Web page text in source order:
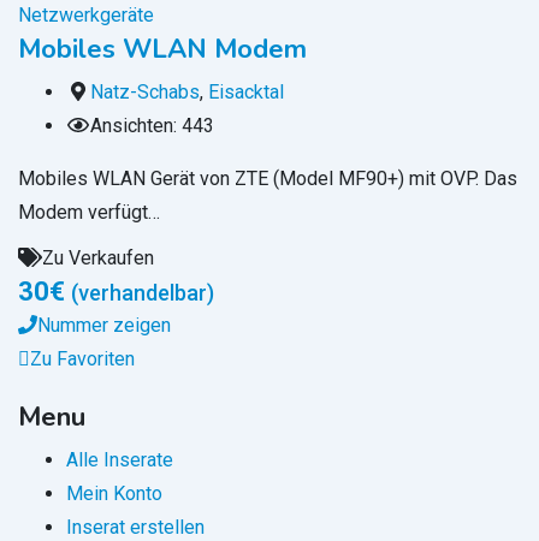
Netzwerkgeräte
Mobiles WLAN Modem
Natz-Schabs, Eisacktal
Ansichten: 443
Mobiles WLAN Gerät von ZTE (Model MF90+) mit OVP. Das
Modem verfügt…
Zu Verkaufen
30€ (verhandelbar)
Nummer zeigen
Zu Favoriten
Menu
Alle Inserate
Mein Konto
Inserat erstellen